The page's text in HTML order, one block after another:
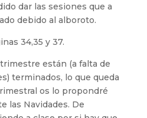
dar las sesiones que a
debido al alboroto.
34,35 y 37.
están (a falta de
terminados, lo que queda
os lo propondré
las Navidades. De